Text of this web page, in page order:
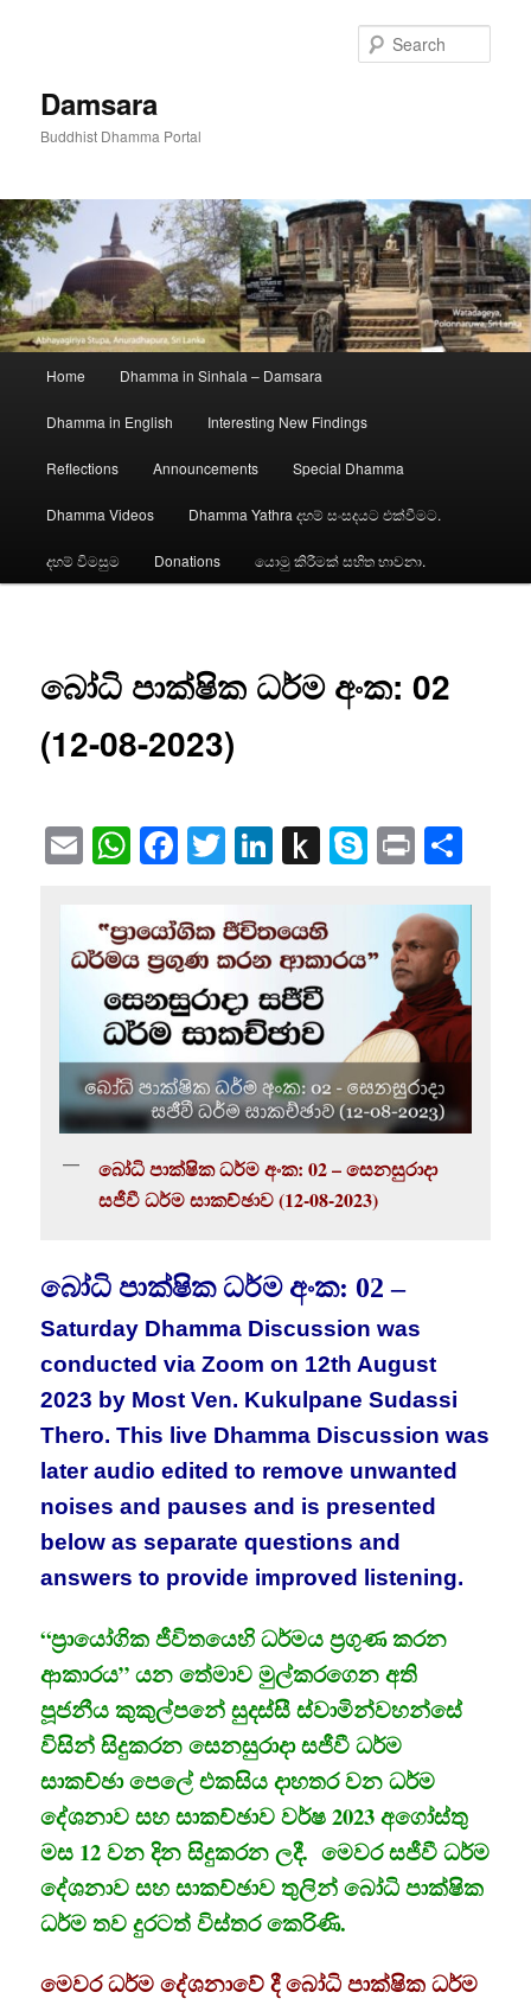
Damsara
Buddhist Dhamma Portal
Home Dhamma in Sinhala – Damsara
Dhamma in English Interesting New Findings
Reflections Announcements Special Dhamma
Dhamma Videos Dhamma Yathra දහම් සංසදයට එක්වීමට.
දහම් විමසුම Donations යොමු කිරීමක් සහිත භාවනා.
බෝධි පාක්ෂික ධර්ම අංක: 02
(12-08-2023)
EmailWhatsApp
Facebook
Twitter
LinkedIn
Push
Kindle
Skype
Print
බෝධි පාක්ෂික ධර්ම අංක: 02 – සෙනසුරාදා
සජීවී ධර්ම සාකච්ඡාව (12-08-2023)
බෝධි පාක්ෂික ධර්ම අංක: 02 –
Saturday Dhamma Discussion was
conducted via Zoom on 12th August
2023 by Most Ven. Kukulpane Sudassi
Thero. This live Dhamma Discussion was
later audio edited to remove unwanted
noises and pauses and is presented
below as separate questions and
answers to provide improved listening.
“ප්‍රායෝගික ජීවිතයෙහි ධර්මය ප්‍රගුණ කරන
ආකාරය” යන තේමාව මුල්කරගෙන අති
පූජනීය කුකුල්පනේ සුදස්සී ස්වාමින්වහන්සේ
විසින් සිදුකරන සෙනසුරාදා සජීවී ධර්ම
සාකච්ඡා පෙලේ එකසිය දාහතර වන ධර්ම
දේශනාව සහ සාකච්ඡාව වර්ෂ 2023 අගෝස්තු
මස 12 වන දින සිදුකරන ලදී. මෙවර සජීවී ධර්ම
දේශනාව සහ සාකච්ඡාව තුලින් බෝධි පාක්ෂික
ධර්ම තව දුරටත් විස්තර කෙරිණි.
මෙවර ධර්ම දේශනාවේ දී බෝධි පාක්ෂික ධර්ම